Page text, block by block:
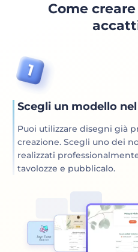
Come
Scegli un modello
Puoi utilizzare disegni già
creazione. Scegli uno dei
realizzati
tavolozze e pubblicalo.